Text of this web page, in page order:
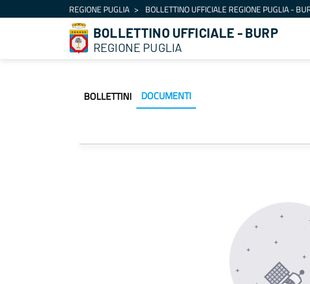
Skip to ContentREGIONE PUGLIA BOLLETTINO UFFICIALE REGIONE PUGLIA -
BOLLETTINO UFFICIALE - BURP
REGIONE PUGLIA
BOLLETTINI DOCUMENTI